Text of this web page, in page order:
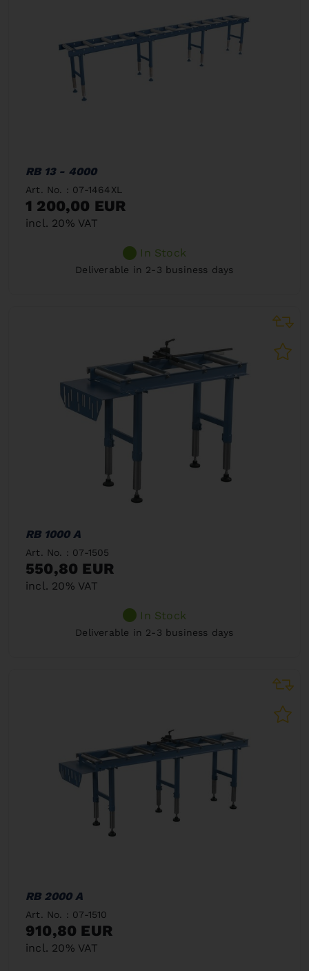
RB 13 - 4000
Art. No. : 07-1464XL
1 200,00 EUR
incl. 20% VAT
In Stock
Deliverable in 2-3 business days
RB 1000 A
Art. No. : 07-1505
550,80 EUR
incl. 20% VAT
In Stock
Deliverable in 2-3 business days
RB 2000 A
Art. No. : 07-1510
910,80 EUR
incl. 20% VAT